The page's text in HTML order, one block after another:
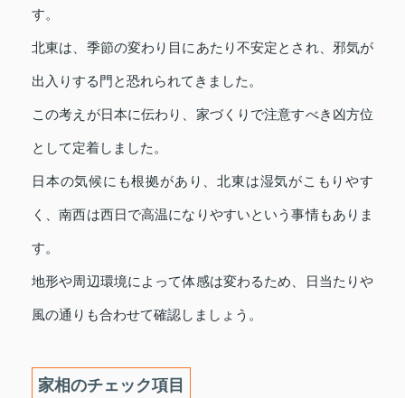
す。
北東は、季節の変わり目にあたり不安定とされ、邪気が
出入りする門と恐れられてきました。
この考えが日本に伝わり、家づくりで注意すべき凶方位
として定着しました。
日本の気候にも根拠があり、北東は湿気がこもりやす
く、南西は西日で高温になりやすいという事情もありま
す。
地形や周辺環境によって体感は変わるため、日当たりや
風の通りも合わせて確認しましょう。
家相のチェック項目